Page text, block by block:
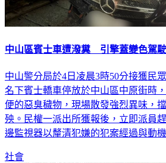
中山區賓士車遭潑糞 引擎蓋變色駕
中山警分局於4日凌晨3時50分接獲民
名下賓士轎車停放於中山區中原街時
便的惡臭穢物，現場散發強烈異味，
殃。民權一派出所獲報後，立即派員
邊監視器以釐清犯嫌的犯案經過與動機
社會